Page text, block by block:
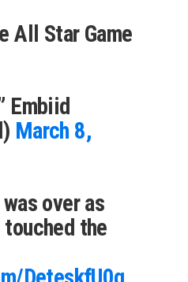
All Star Game
Embiid
March 8,
over as
touched the